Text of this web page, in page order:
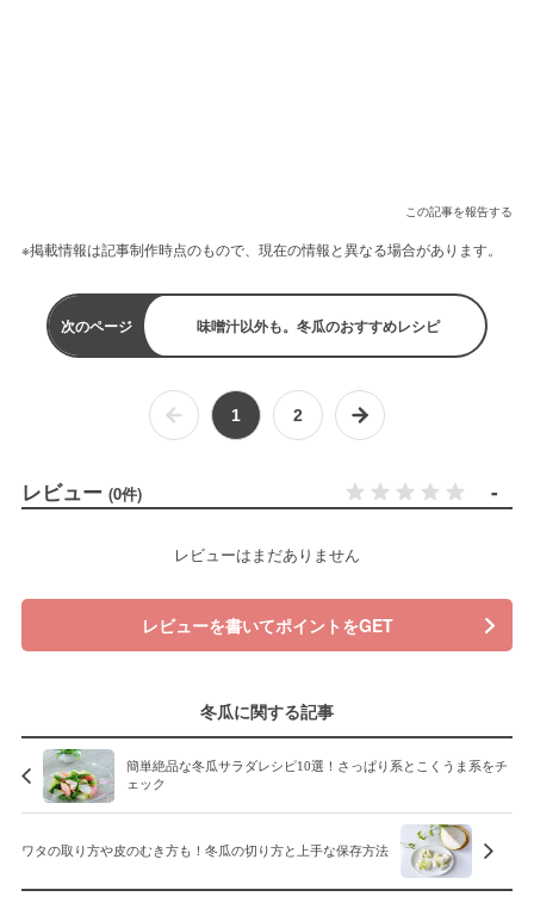
この記事を報告する
※掲載情報は記事制作時点のもので、現在の情報と異なる場合があります。
次のページ 味噌汁以外も。冬瓜のおすすめレシピ
1 2
レビュー (0件) -
レビューはまだありません
レビューを書いてポイントをGET
冬瓜に関する記事
簡単絶品な冬瓜サラダレシピ10選！さっぱり系とこくうま系をチ
ェック
ワタの取り方や皮のむき方も！冬瓜の切り方と上手な保存方法